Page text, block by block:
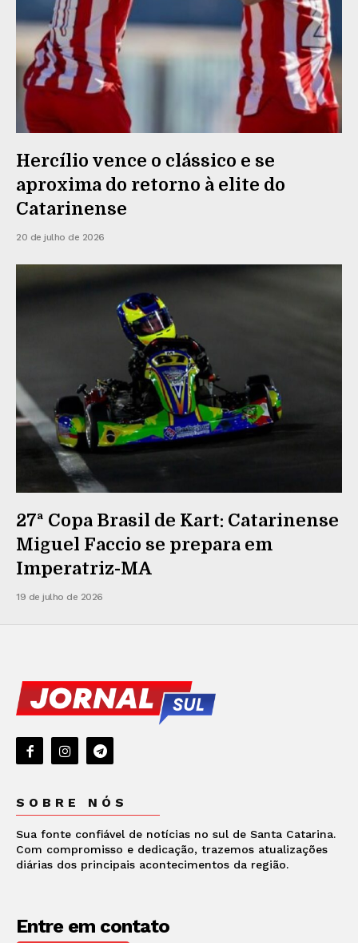
Hercílio vence o clássico e se
aproxima do retorno à elite do
Catarinense
20 de julho de 2026
27ª Copa Brasil de Kart: Catarinense
Miguel Faccio se prepara em
Imperatriz-MA
19 de julho de 2026
SOBRE NÓS
Sua fonte confiável de notícias no sul de Santa Catarina.
Com compromisso e dedicação, trazemos atualizações
diárias dos principais acontecimentos da região.
Entre em contato